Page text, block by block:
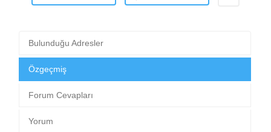
Bulunduğu Adresler
Özgeçmiş
Forum Cevapları
Yorum